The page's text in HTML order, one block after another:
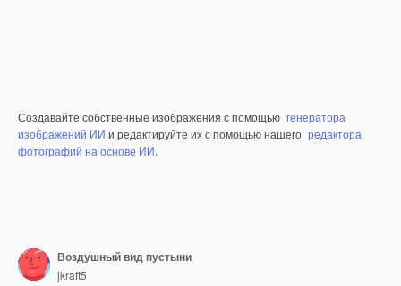
Создавайте собственные изображения с помощью генератора
изображений ИИ и редактируйте их с помощью нашего редактора
фотографий на основе ИИ.
Воздушный вид пустыни
jkraft5